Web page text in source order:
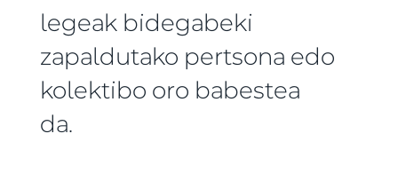
legeak bidegabeki
zapaldutako pertsona edo
kolektibo oro babestea
da.